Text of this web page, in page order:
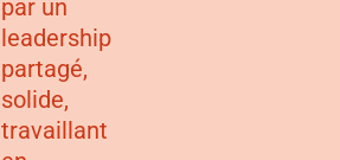
par un
leadership
partagé,
solide,
travaillant